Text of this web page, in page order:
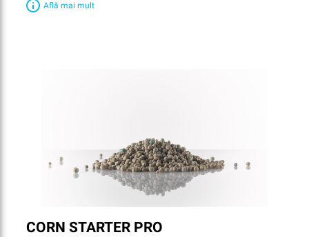
Află mai mult
CORN STARTER PRO